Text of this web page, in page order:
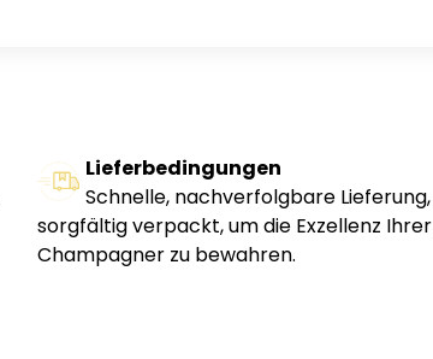
Lieferbedingungen
Schnelle, nachverfolgbare Lieferung,
sorgfältig verpackt, um die Exzellenz Ihrer
Champagner zu bewahren.